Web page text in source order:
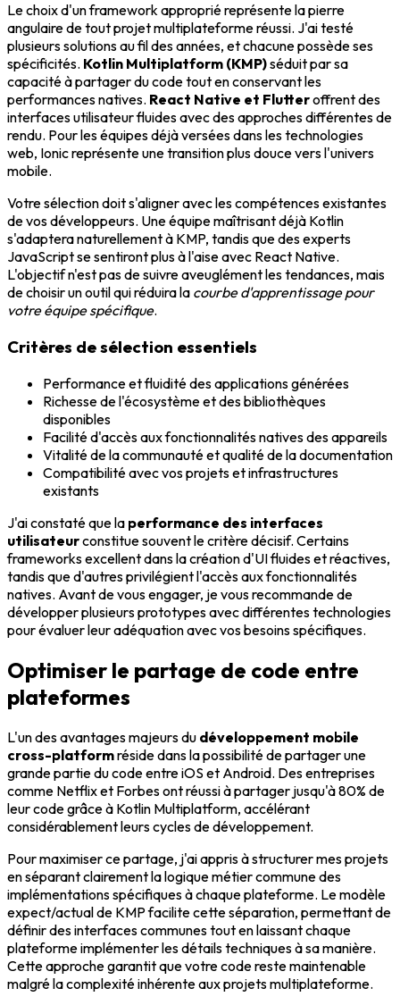
Le choix d'un framework approprié représente la pierre
angulaire de tout projet multiplateforme réussi. J'ai testé
plusieurs solutions au fil des années, et chacune possède ses
spécificités. Kotlin Multiplatform (KMP)séduit par sa
capacité à partager du code tout en conservant les
performances natives. React Native et Flutteroffrent des
interfaces utilisateur fluides avec des approches différentes de
rendu. Pour les équipes déjà versées dans les technologies
web, Ionic représente une transition plus douce vers l'univers
mobile.
Votre sélection doit s'aligner avec les compétences existantes
de vos développeurs. Une équipe maîtrisant déjà Kotlin
s'adaptera naturellement à KMP, tandis que des experts
JavaScript se sentiront plus à l'aise avec React Native.
L'objectif n'est pas de suivre aveuglément les tendances, mais
de choisir un outil qui réduira la courbe d'apprentissage pour
votre équipe spécifique.
Critères de sélection essentiels
Performance et fluidité des applications générées
Richesse de l'écosystème et des bibliothèques
disponibles
Facilité d'accès aux fonctionnalités natives des appareils
Vitalité de la communauté et qualité de la documentation
Compatibilité avec vos projets et infrastructures
existants
J'ai constaté que la performance des interfaces
utilisateurconstitue souvent le critère décisif. Certains
frameworks excellent dans la création d'UI fluides et réactives,
tandis que d'autres privilégient l'accès aux fonctionnalités
natives. Avant de vous engager, je vous recommande de
développer plusieurs prototypes avec différentes technologies
pour évaluer leur adéquation avec vos besoins spécifiques.
Optimiser le partage de code entre
plateformes
L'un des avantages majeurs du développement mobile
cross-platformréside dans la possibilité de partager une
grande partie du code entre iOS et Android. Des entreprises
comme Netflix et Forbes ont réussi à partager jusqu'à 80% de
leur code grâce à Kotlin Multiplatform, accélérant
considérablement leurs cycles de développement.
Pour maximiser ce partage, j'ai appris à structurer mes projets
en séparant clairement la logique métier commune des
implémentations spécifiques à chaque plateforme. Le modèle
expect/actual de KMP facilite cette séparation, permettant de
définir des interfaces communes tout en laissant chaque
plateforme implémenter les détails techniques à sa manière.
Cette approche garantit que votre code reste maintenable
malgré la complexité inhérente aux projets multiplateforme.